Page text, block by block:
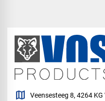
map Veensesteeg 8, 4264 KG